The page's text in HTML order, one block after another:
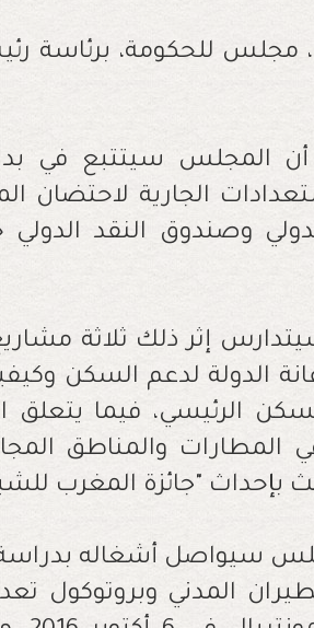
مجلس للحكومة، برئاسة
أن المجلس سيتتبع في
الجارية لاحتضان
وصندوق النقد الدولي
إثر ذلك ثلاثة
الدولة لدعم السكن
فيما يتعلق
المطارات والمناطق
بإحداث "جائزة المغرب
سيواصل أشغاله